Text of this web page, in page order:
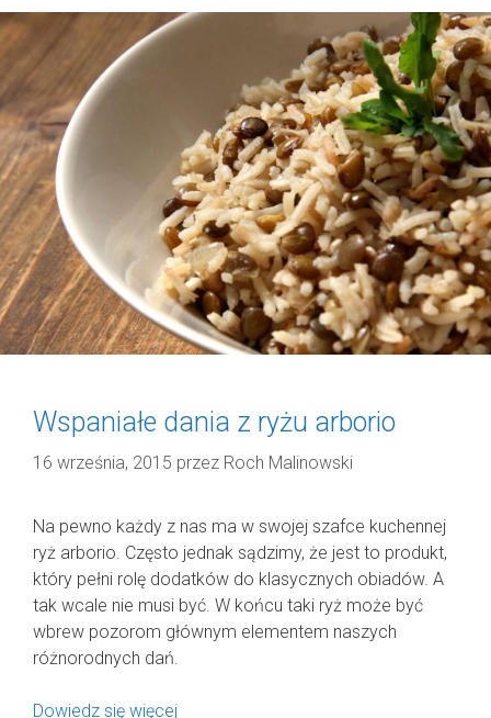
Wspaniałe dania z ryżu arborio
16 września, 2015 przez Roch Malinowski
Na pewno każdy z nas ma w swojej szafce kuchennej
ryż arborio. Często jednak sądzimy, że jest to produkt,
który pełni rolę dodatków do klasycznych obiadów. A
tak wcale nie musi być. W końcu taki ryż może być
wbrew pozorom głównym elementem naszych
różnorodnych dań.
Dowiedz się więcej